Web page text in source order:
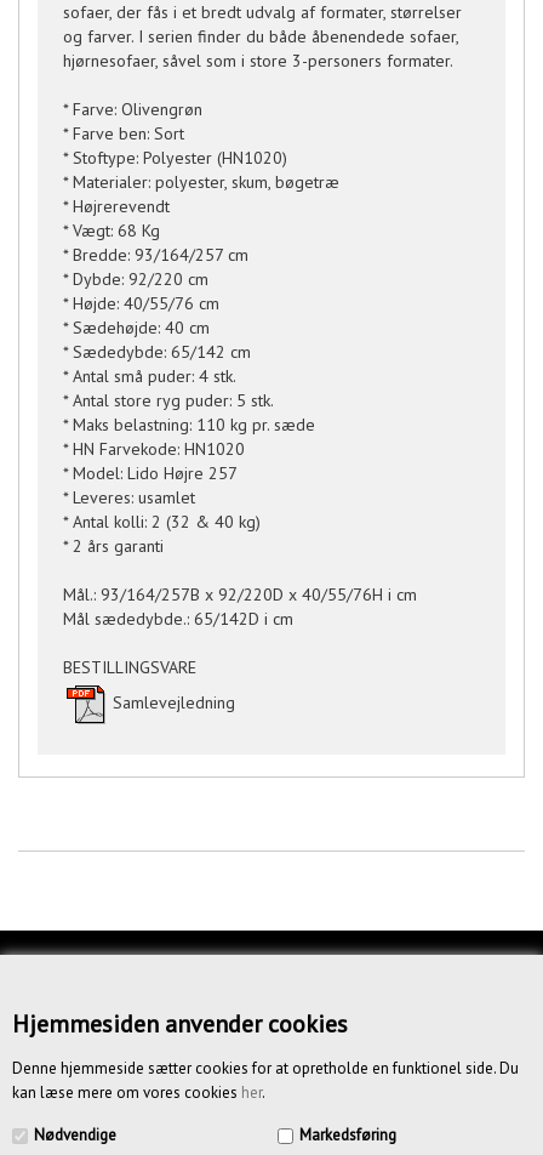
Hjemmesiden anvender cookies
Denne hjemmeside sætter cookies for at opretholde en funktionel side. Du
kan læse mere om vores cookies her.
Nødvendige Markedsføring
sofaer, der fås i et bredt udvalg af formater, størrelser
og farver. I serien finder du både åbenendede sofaer,
hjørnesofaer, såvel som i store 3-personers formater.
* Farve: Olivengrøn
* Farve ben: Sort
* Stoftype: Polyester (HN1020)
* Materialer: polyester, skum, bøgetræ
* Højrerevendt
* Vægt: 68 Kg
* Bredde: 93/164/257 cm
* Dybde: 92/220 cm
* Højde: 40/55/76 cm
* Sædehøjde: 40 cm
* Sædedybde: 65/142 cm
* Antal små puder: 4 stk.
* Antal store ryg puder: 5 stk.
* Maks belastning: 110 kg pr. sæde
* HN Farvekode: HN1020
* Model: Lido Højre 257
* Leveres: usamlet
* Antal kolli: 2 (32 & 40 kg)
* 2 års garanti
Mål.: 93/164/257B x 92/220D x 40/55/76H i cm
Mål sædedybde.: 65/142D i cm
BESTILLINGSVARE
Samlevejledning
OM OS
BETINGELSER